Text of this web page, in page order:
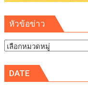
หัวข้อข่าว
หัวข้อ
DATE